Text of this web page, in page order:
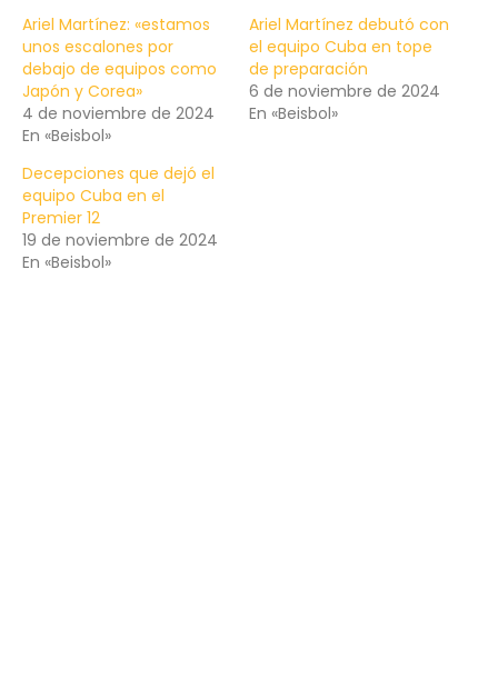
Ariel Martínez: «estamos
unos escalones por
debajo de equipos como
Japón y Corea»
4 de noviembre de 2024
En «Beisbol»
Ariel Martínez debutó con
el equipo Cuba en tope
de preparación
6 de noviembre de 2024
En «Beisbol»
Decepciones que dejó el
equipo Cuba en el
Premier 12
19 de noviembre de 2024
En «Beisbol»